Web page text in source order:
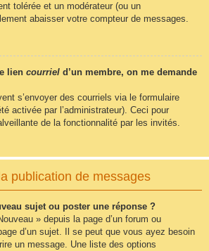
tolérée et un modérateur (ou un
abaisser votre compteur de messages.
lien courriel d’un membre, on me demande
s’envoyer des courriels via le formulaire
activée par l’administrateur). Ceci pour
de la fonctionnalité par les invités.
publication de messages
sujet ou poster une réponse ?
» depuis la page d’un forum ou
d’un sujet. Il se peut que vous ayez besoin
un message. Une liste des options